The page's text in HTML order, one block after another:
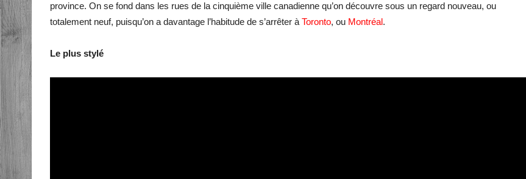
province. On se fond dans les rues de la cinquième ville canadienne qu’on découvre sous un regard nouveau, ou
totalement neuf, puisqu’on a davantage l’habitude de s’arrêter àToronto, ou Montréal.
Le plus stylé